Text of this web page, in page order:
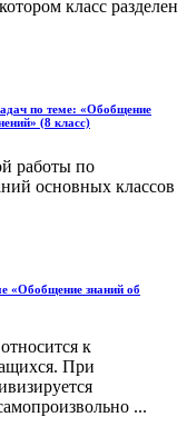
класс разделен
по теме: «Обобщение
(8 класс)
работы по
основных классов
«Обобщение знаний об
к
При
...